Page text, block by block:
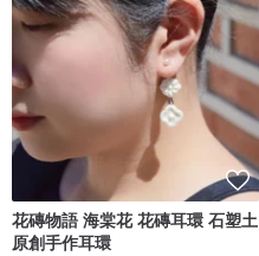
花磚物語 海棠花 花磚耳環 石塑土
原創手作耳環